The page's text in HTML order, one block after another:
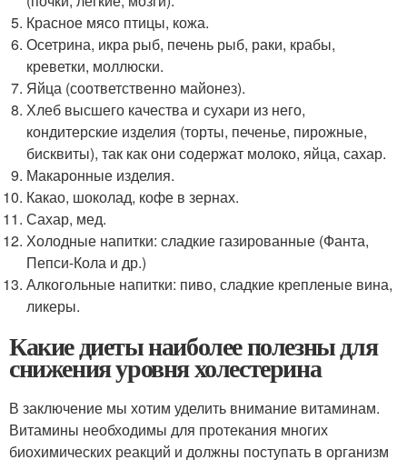
Красное мясо птицы, кожа.
Осетрина, икра рыб, печень рыб, раки, крабы,
креветки, моллюски.
Яйца (соответственно майонез).
Хлеб высшего качества и сухари из него,
кондитерские изделия (торты, печенье, пирожные,
бисквиты), так как они содержат молоко, яйца, сахар.
Макаронные изделия.
Какао, шоколад, кофе в зернах.
Сахар, мед.
Холодные напитки: сладкие газированные (Фанта,
Пепси-Кола и др.)
Алкогольные напитки: пиво, сладкие крепленые вина,
ликеры.
Какие диеты наиболее полезны для
снижения уровня холестерина
В заключение мы хотим уделить внимание витаминам.
Витамины необходимы для протекания многих
биохимических реакций и должны поступать в организм